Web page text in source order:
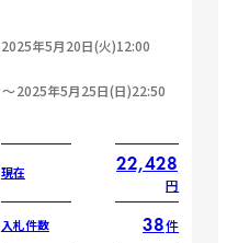
2025年5月20日(火)12:00
2025年5月25日(日)22:50
現在 22,428
円
入札件数 38件